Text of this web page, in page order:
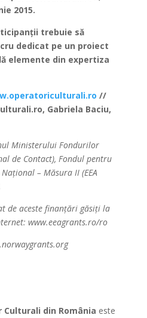
2015.
trebuie să
dedicat pe un proiect
elemente din expertiza
//
, Gabriela Baciu,
Ministerului Fondurilor
de Contact), Fondul pentru
– Măsura II (EEA
de aceste finanțări găsiți la
www.eeagrants.ro/ro
din România este